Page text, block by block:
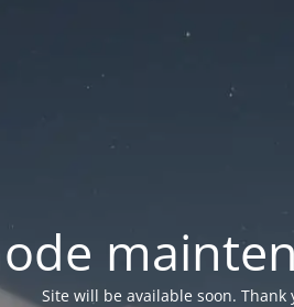
Site will be available soon.